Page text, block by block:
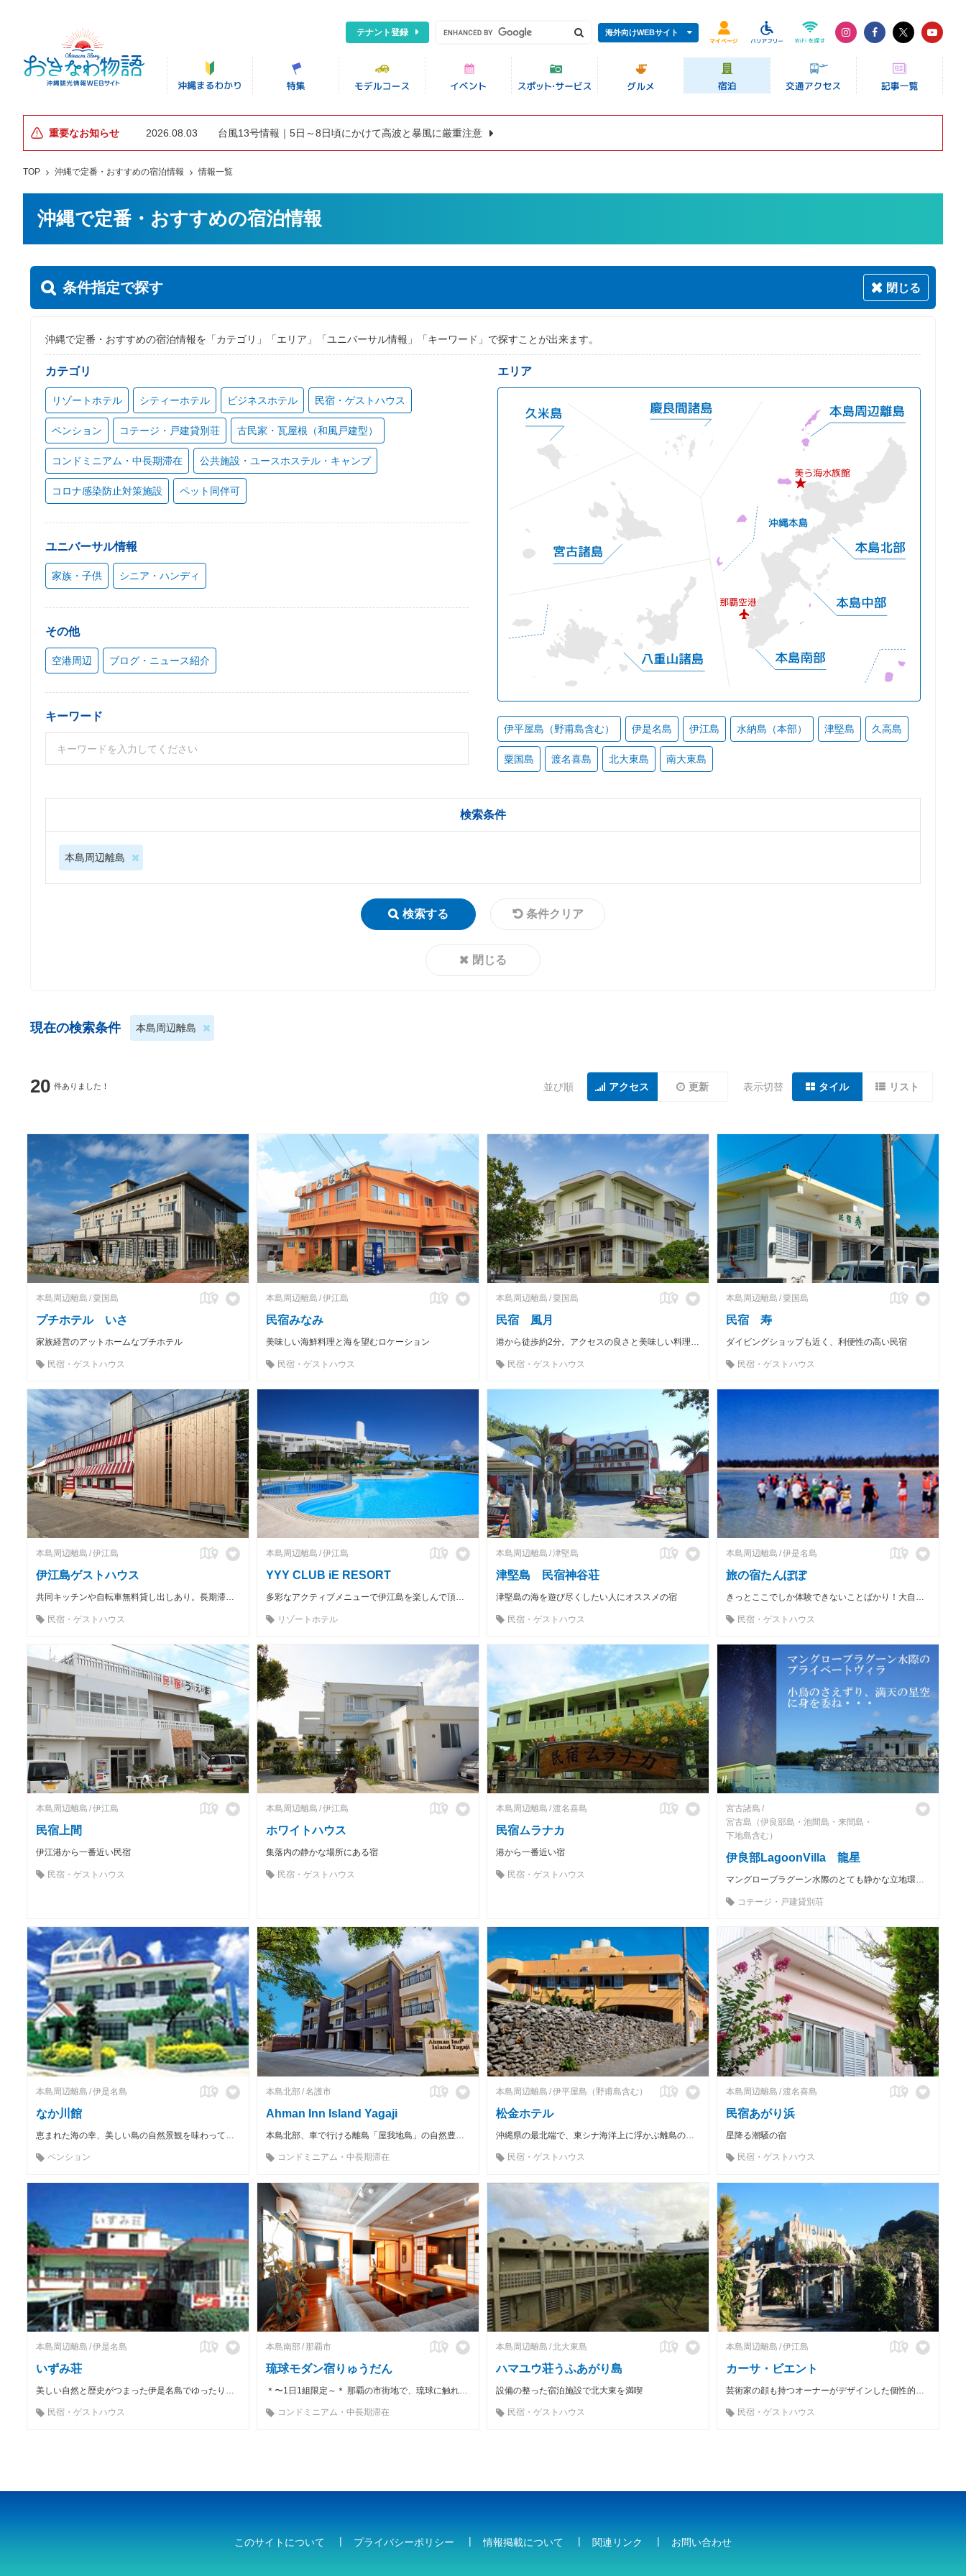
テナント登録 海外向けWEBサイト
重要なお知らせ 2026.08.03 台風13号情報｜5日～8日頃にかけて高波と暴風に厳重注意
TOP 沖縄で定番・おすすめの宿泊情報 情報一覧
沖縄で定番・おすすめの宿泊情報
条件指定で探す 閉じる
沖縄で定番・おすすめの宿泊情報を「カテゴリ」「エリア」「ユニバーサル情報」「キーワード」で探すことが出来ます。
カテゴリ
リゾートホテル シティーホテル ビジネスホテル 民宿・ゲストハウス
ペンション コテージ・戸建貸別荘 古民家・瓦屋根（和風戸建型）
コンドミニアム・中長期滞在 公共施設・ユースホステル・キャンプ
コロナ感染防止対策施設 ペット同伴可
ユニバーサル情報
家族・子供 シニア・ハンディ
その他
空港周辺 ブログ・ニュース紹介
キーワード
エリア
伊平屋島（野甫島含む） 伊是名島 伊江島 水納島（本部） 津堅島 久高島
粟国島 渡名喜島 北大東島 南大東島
検索条件
本島周辺離島
検索する 条件クリア
閉じる
現在の検索条件 本島周辺離島
20 件ありました！ 並び順 アクセス 更新 表示切替 タイル リスト
本島周辺離島 粟国島
プチホテル いさ
家族経営のアットホームなプチホテル
民宿・ゲストハウス
本島周辺離島 伊江島
民宿みなみ
美味しい海鮮料理と海を望むロケーション
民宿・ゲストハウス
本島周辺離島 粟国島
民宿 風月
港から徒歩約2分。アクセスの良さと美味しい料理が人気の秘密
民宿・ゲストハウス
本島周辺離島 粟国島
民宿 寿
ダイビングショップも近く、利便性の高い民宿
民宿・ゲストハウス
本島周辺離島 伊江島
伊江島ゲストハウス
共同キッチンや自転車無料貸し出しあり。長期滞在も可能な全室個室のゲストハウス。
民宿・ゲストハウス
本島周辺離島 伊江島
YYY CLUB iE RESORT
多彩なアクティブメニューで伊江島を楽しんで頂けます！
リゾートホテル
本島周辺離島 津堅島
津堅島 民宿神谷荘
津堅島の海を遊び尽くしたい人にオススメの宿
民宿・ゲストハウス
本島周辺離島 伊是名島
旅の宿たんぽぽ
きっとここでしか体験できないことばかり！大自然のきらめきをぜひ肌で感じてください。
民宿・ゲストハウス
本島周辺離島 伊江島
民宿上間
伊江港から一番近い民宿
民宿・ゲストハウス
本島周辺離島 伊江島
ホワイトハウス
集落内の静かな場所にある宿
民宿・ゲストハウス
本島周辺離島 渡名喜島
民宿ムラナカ
港から一番近い宿
民宿・ゲストハウス
宮古諸島
宮古島（伊良部島・池間島・来間島・
下地島含む）
伊良部LagoonVilla 龍星
マングローブラグーン水際のとても静かな立地環境のプライベートヴィラ 1棟貸しの宿泊施設のため気兼ねなく、小鳥のさえずり、満天の星に身を委ね、ゆったりとお過ごしいただけます。
コテージ・戸建貸別荘
本島周辺離島 伊是名島
なか川館
ペンション
本島北部 名護市
Ahman Inn Island Yagaji
コンドミニアム・中長期滞在
本島周辺離島 伊平屋島（野甫島含む）
松金ホテル
民宿・ゲストハウス
本島周辺離島 渡名喜島
民宿あがり浜
星降る潮騒の宿
民宿・ゲストハウス
本島周辺離島 伊是名島
いずみ荘
民宿・ゲストハウス
本島南部 那覇市
琉球モダン宿りゅうだん
コンドミニアム・中長期滞在
本島周辺離島 北大東島
ハマユウ荘うふあがり島
設備の整った宿泊施設で北大東を満喫
民宿・ゲストハウス
本島周辺離島 伊江島
カーサ・ビエント
民宿・ゲストハウス
このサイトについて プライバシーポリシー 情報掲載について 関連リンク お問い合わせ